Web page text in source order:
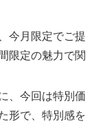
今月限定でご提
限定の魅力で関
、今回は特別価
形で、特別感を